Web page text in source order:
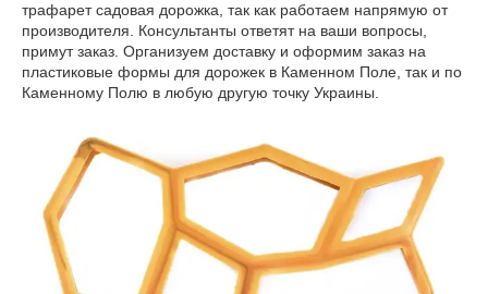
трафарет садовая дорожка, так как работаем напрямую от
производителя. Консультанты ответят на ваши вопросы,
примут заказ. Организуем доставку и оформим заказ на
пластиковые формы для дорожек в Каменном Поле, так и по
Каменному Полю в любую другую точку Украины.